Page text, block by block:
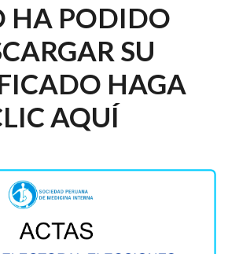
HA PODIDO
SU
HAGA
AQUÍ